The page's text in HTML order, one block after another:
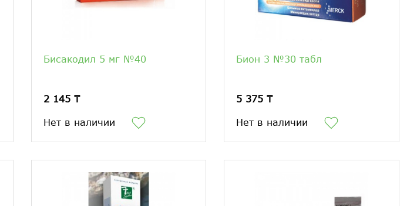
Бисакодил 5 мг №40
2 145 ₸
Нет в наличии
Бион 3 №30 табл
5 375 ₸
Нет в наличии